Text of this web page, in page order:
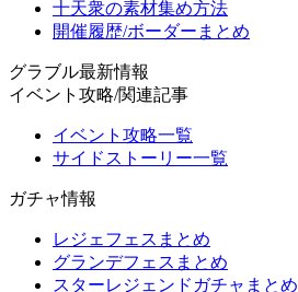
十天衆の素材集め方法
開催履歴/ボーダーまとめ
グラブル最新情報
イベント攻略/関連記事
イベント攻略一覧
サイドストーリー一覧
ガチャ情報
レジェフェスまとめ
グランデフェスまとめ
スターレジェンドガチャまとめ